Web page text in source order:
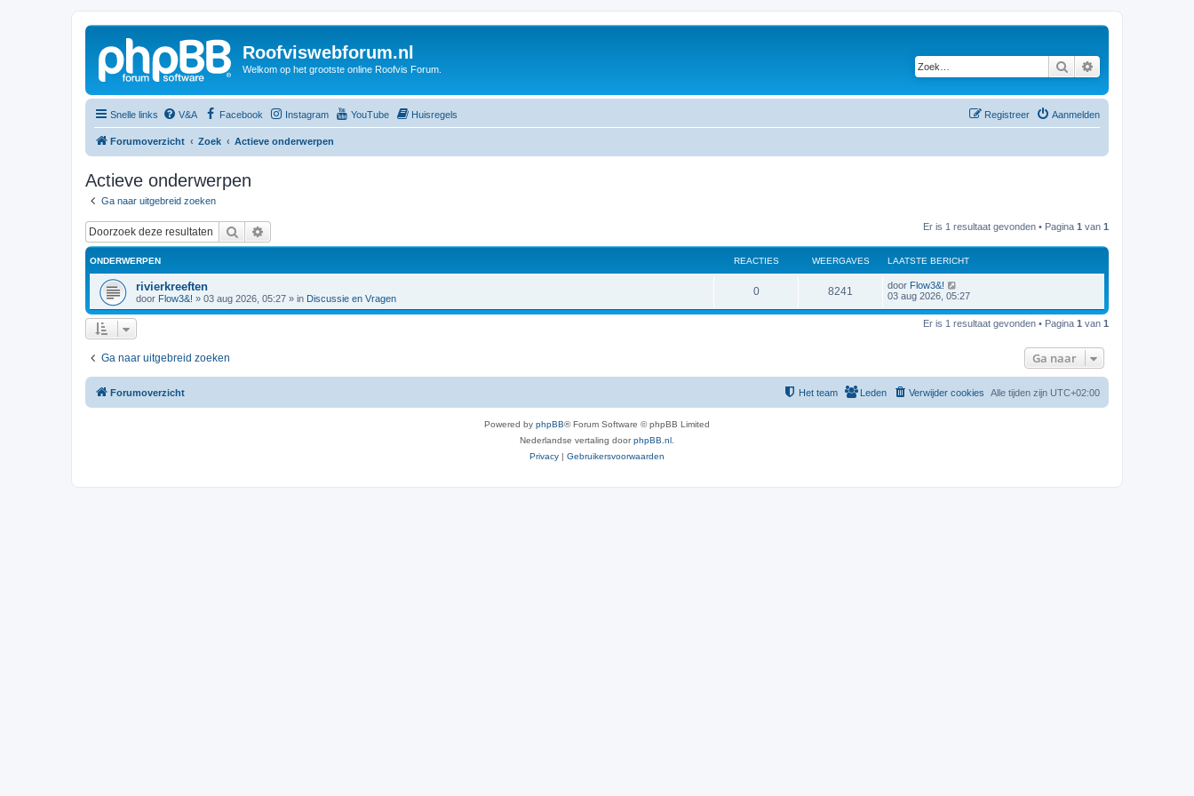
Roofviswebforum.nl
Welkom op het grootste online Roofvis Forum. Zoek
Snelle links V&A Facebook Instagram YouTube Huisregels Aanmelden
Registreer
Forumoverzicht Zoek Actieve onderwerpen
Actieve onderwerpen
Ga naar uitgebreid zoeken
Zoek Er is 1 resultaat gevonden • Pagina 1 van 1
ONDERWERPEN REACTIES WEERGAVES LAATSTE BERICHT
rivierkreeften
door Flow3&! » 03 aug 2026, 05:27 » in Discussie en Vragen
0 8241 door Flow3&!
03 aug 2026, 05:27
Er is 1 resultaat gevonden • Pagina 1 van 1
Ga naar uitgebreid zoeken Ga naar
Forumoverzicht Alle tijden zijn UTC+02:00
Verwijder cookies
Leden
Het team
Powered by phpBB® Forum Software © phpBB Limited
Nederlandse vertaling doorphpBB.nl
Privacy | Gebruikersvoorwaarden